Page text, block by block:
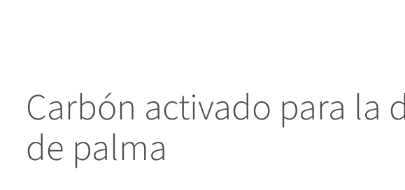
Carbón activado para la
de palma